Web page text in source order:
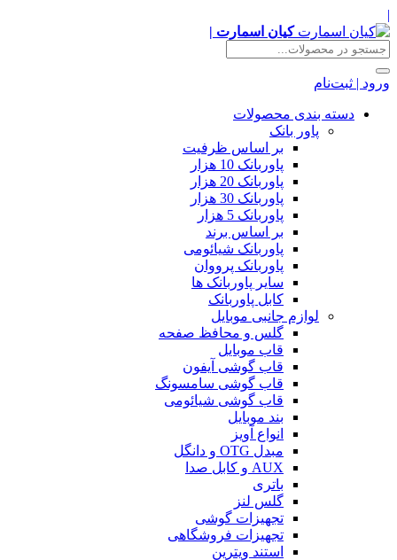
|
کیان اسمارت |
ورود | ثبت‌نام
دسته بندی محصولات
پاور بانک
بر اساس ظرفیت
پاوربانک 10 هزار
پاوربانک 20 هزار
پاوربانک 30 هزار
پاوربانک 5 هزار
بر اساس برند
پاوربانک شیائومی
پاوربانک پرووان
سایر پاوربانک ها
کابل پاوربانک
لوازم جانبی موبایل
گلس و محافظ صفحه
قاب موبایل
قاب گوشی آیفون
قاب گوشی سامسونگ
قاب گوشی شیائومی
بند موبایل
انواع آویز
مبدل OTG و دانگل
AUX و کابل صدا
باتری
گلس لنز
تجهیزات گوشی
تجهیزات فروشگاهی
استند ویترین